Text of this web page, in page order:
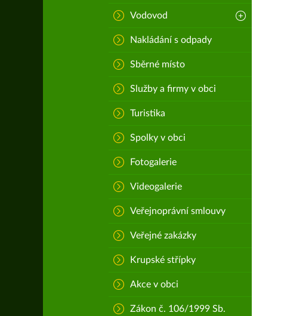
Vodovod
Nakládání s odpady
Sběrné místo
Služby a firmy v obci
Turistika
Spolky v obci
Fotogalerie
Videogalerie
Veřejnoprávní smlouvy
Veřejné zakázky
Krupské střípky
Akce v obci
Zákon č. 106/1999 Sb.